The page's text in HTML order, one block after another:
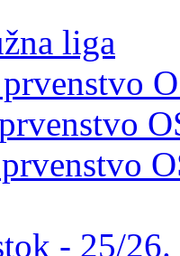
liga
- 25/26.